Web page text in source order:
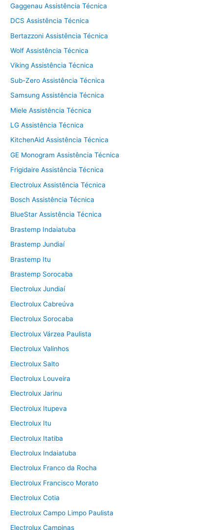
Gaggenau Assistência Técnica
DCS Assistência Técnica
Bertazzoni Assistência Técnica
Wolf Assistência Técnica
Viking Assistência Técnica
Sub-Zero Assistência Técnica
Samsung Assistência Técnica
Miele Assistência Técnica
LG Assistência Técnica
KitchenAid Assistência Técnica
GE Monogram Assistência Técnica
Frigidaire Assistência Técnica
Electrolux Assistência Técnica
Bosch Assistência Técnica
BlueStar Assistência Técnica
Brastemp Indaiatuba
Brastemp Jundiaí
Brastemp Itu
Brastemp Sorocaba
Electrolux Jundiaí
Electrolux Cabreúva
Electrolux Sorocaba
Electrolux Várzea Paulista
Electrolux Valinhos
Electrolux Salto
Electrolux Louveira
Electrolux Jarinu
Electrolux Itupeva
Electrolux Itu
Electrolux Itatiba
Electrolux Indaiatuba
Electrolux Franco da Rocha
Electrolux Francisco Morato
Electrolux Cotia
Electrolux Campo Limpo Paulista
Electrolux Campinas